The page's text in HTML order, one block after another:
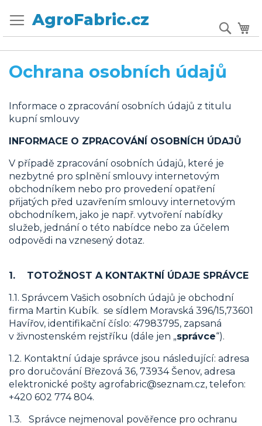
na
Přepnout
menu
AgroFabric.cz
Ochrana osobních údajů
Informace o zpracování osobních údajů z titulu
kupní smlouvy
INFORMACE O ZPRACOVÁNÍ OSOBNÍCH ÚDAJŮ
V případě zpracování osobních údajů, které je
nezbytné pro splnění smlouvy internetovým
obchodníkem nebo pro provedení opatření
přijatých před uzavřením smlouvy internetovým
obchodníkem, jako je např. vytvoření nabídky
služeb, jednání o této nabídce nebo za účelem
odpovědi na vznesený dotaz.
1. TOTOŽNOST A KONTAKTNÍ ÚDAJE SPRÁVCE
1.1. Správcem Vašich osobních údajů je obchodní
firma Martin Kubík. se sídlem Moravská 396/15,73601
Havířov, identifikační číslo: 47983795, zapsaná
v živnostenském rejstříku (dále jen „správce“).
1.2. Kontaktní údaje správce jsou následující: adresa
pro doručování Březová 36, 73934 Šenov, adresa
elektronické pošty agrofabric@seznam.cz, telefon:
+420 602 774 804.
1.3. Správce nejmenoval pověřence pro ochranu